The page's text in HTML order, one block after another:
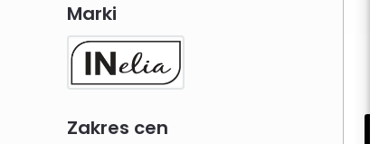
Marki
Zakres cen